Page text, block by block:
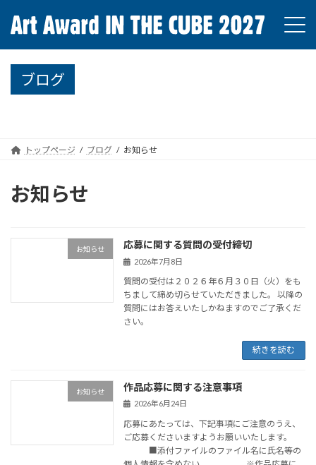
ン
ー
ブログ
トップページ ブログ お知らせ
お知らせ
お知らせ 応募に関する質問の受付締切
2026年7月8日
質問の受付は２０２６年６月３０日（火）をも
ちまして締め切らせていただきました。 以降の
質問にはお答えいたしかねますのでご了承くだ
さい。
続きを読む
お知らせ 作品応募に関する注意事項
2026年6月24日
応募にあたっては、下記事項にご注意のうえ、
ご応募くださいますようお願いいたします。
■添付ファイルのファイル名に氏名等の